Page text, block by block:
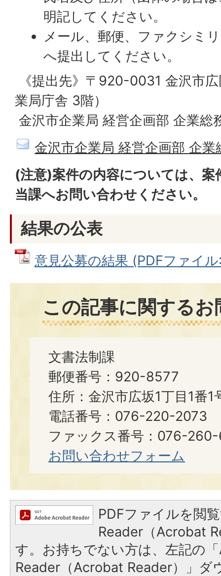
明記してください。
メール、郵便、ファクシミ
へ提出してください。
《提出先》〒920-0031 金沢市
業局庁舎 3階）
金沢市企業局 経営企画部 企業総
金沢市企業局 経営企画部 企
(注意)案件の内容については、案
当課へお問い合わせください。
結果の公表
意見公募の結果 (PDFファイ
この記事に関する
文書法制課
郵便番号：920-8577
住所：金沢市広坂1丁目1番1
電話番号：076-220-2073
ファックス番号：076-
お問い合わせフォーム
PDFファイルを閲
Reader（Acrobat
す。お持ちでない方は、左記の
Reader（Acrobat Reader）」ダ